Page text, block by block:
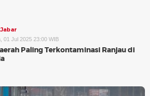
01 Jul 2025 23:00 WIB
Paling Terkontaminasi Ranjau di